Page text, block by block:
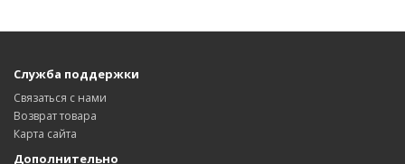
Служба поддержки
Связаться с нами
Возврат товара
Карта сайта
Дополнительно